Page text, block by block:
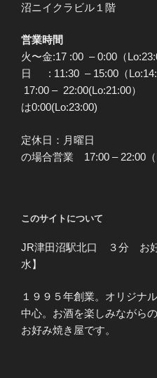
沼ニイクラビル１階
営業時間
火〜金:17 :00 – 0:00（
日 : 11:30 –
17:00 –
は0:00(Lo:23:00)
定休日：月
の場合営業 17:00 – 22:00
このサイトについて
JR津田沼駅北口 ３分 お好
水】
１９９５年創業。オリジナ
中心。お酒を楽しみながら
お好み焼き屋です。